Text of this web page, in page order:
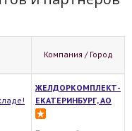
Компания / Город
ЖЕЛДОРКОМПЛЕКТ-
ЕКАТЕРИНБУРГ, АО